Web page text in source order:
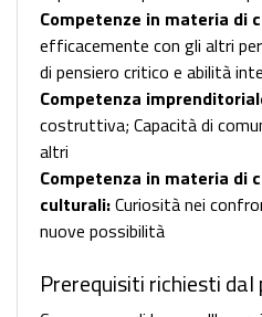
Competenze in materia di
efficacemente con gli altri
di pensiero critico e abilità
Competenza
costruttiva; Capacità di
altri
Competenza in materia di
culturali:Curiosità nei
nuove possibilità
Prerequisiti richiesti dal